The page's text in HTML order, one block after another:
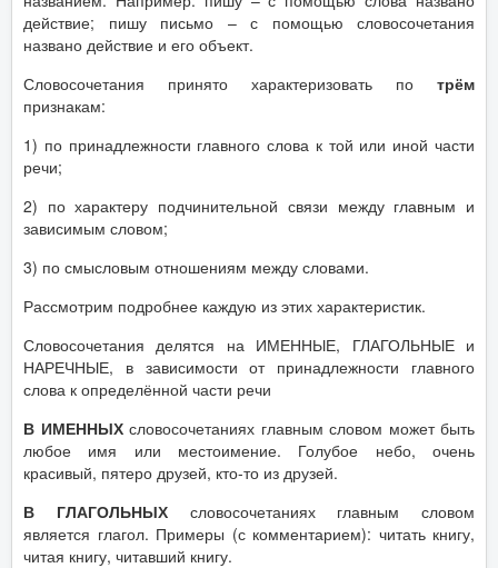
действие; пишу письмо – с помощью словосочетания
названо действие и его объект.
Словосочетания принято характеризовать по трём
признакам:
1) по принадлежности главного слова к той или иной части
речи;
2) по характеру подчинительной связи между главным и
зависимым словом;
3) по смысловым отношениям между словами.
Рассмотрим подробнее каждую из этих характеристик.
Словосочетания делятся на ИМЕННЫЕ, ГЛАГОЛЬНЫЕ и
НАРЕЧНЫЕ, в зависимости от принадлежности главного
слова к определённой части речи
В ИМЕННЫХсловосочетаниях главным словом может быть
любое имя или местоимение. Голубое небо, очень
красивый, пятеро друзей, кто-то из друзей.
В ГЛАГОЛЬНЫХсловосочетаниях главным словом
является глагол. Примеры (с комментарием): читать книгу,
читая книгу, читавший книгу.